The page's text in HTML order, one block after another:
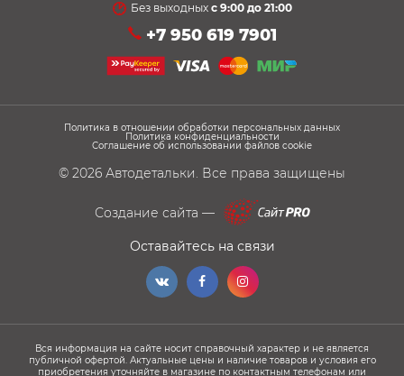
Без выходных с 9:00 до 21:00
+7 950 619 7901
Политика в отношении обработки персональных данных
Политика конфиденциальности
Соглашение об использовании файлов cookie
© 2026 Автодетальки. Все права защищены
Оставайтесь на связи
Создание сайта —
Вся информация на сайте носит справочный характер и не является
публичной офертой. Актуальные цены и наличие товаров и условия его
приобретения уточняйте в магазине по контактным телефонам или